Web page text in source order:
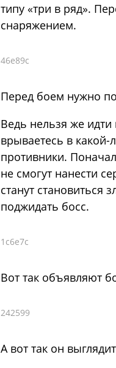
типу «три в ряд».
снаряжением.
46e89c
Перед боем нужно
Ведь нельзя же
врываетесь в
противники.
не смогут нанести
станут становиться
поджидать босс.
1c6e7c
Вот так объявляют
242599
А вот так он